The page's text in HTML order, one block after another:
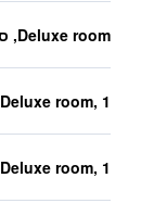
Deluxe room, סוג המיטה לא ידוע
Deluxe room, 1מיטת טווין
Deluxe room, 1מיטת קינג